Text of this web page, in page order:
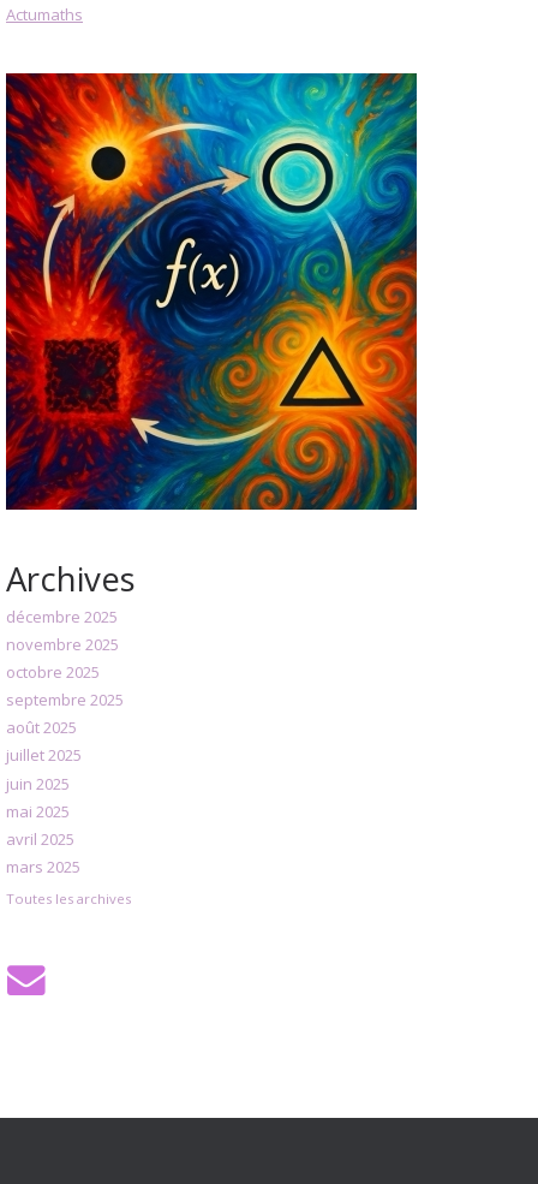
Actumaths
Archives
décembre 2025
novembre 2025
octobre 2025
septembre 2025
août 2025
juillet 2025
juin 2025
mai 2025
avril 2025
mars 2025
Toutes les archives